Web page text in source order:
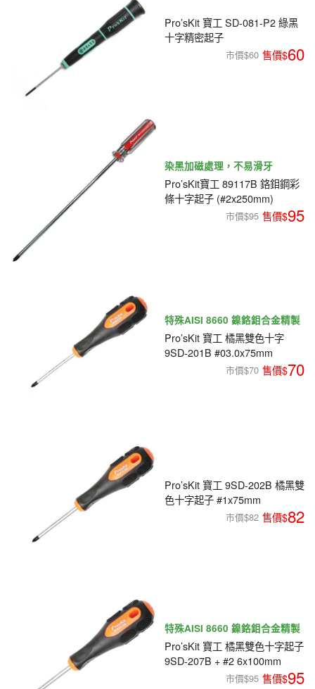
Pro’sKit 寶工 SD-081-P2 綠黑
十字精密起子
市價$60 60
染黑加磁處理，不易滑牙
Pro’sKit寶工 89117B 鉻鉬鋼彩
條十字起子 (#2x250mm)
市價$95 95
特殊AISI 8660 鎳鉻鉬合金精製
Pro’sKit 寶工 橘黑雙色十字
9SD-201B #03.0x75mm
市價$70 70
Pro’sKit 寶工 9SD-202B 橘黑雙
色十字起子 #1x75mm
市價$82 82
特殊AISI 8660 鎳鉻鉬合金精製
Pro’sKit 寶工 橘黑雙色十字起子
9SD-207B + #2 6x100mm
市價$95 95